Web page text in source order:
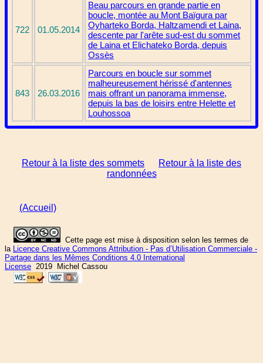
722 01.05.2014
Beau parcours en grande partie en
boucle, montée au Mont Baïgura par
Oyharteko Borda, Haltzamendi et Laina,
descente par l'arête sud-est du sommet
de Laina et Elichateko Borda, depuis
Ossès
843 26.03.2016
Parcours en boucle sur sommet
malheureusement hérissé d'antennes
mais offrant un panorama immense,
depuis la bas de loisirs entre Helette et
Louhossoa
Retour à la liste des sommets
Retour à la liste des
randonnées
(Accueil)
Cette page est mise à disposition selon les termes de
la Licence Creative Commons Attribution - Pas d’Utilisation Commerciale -
Partage dans les Mêmes Conditions 4.0 International
License 2019 Michel Cassou